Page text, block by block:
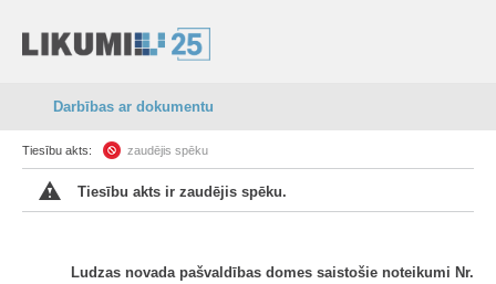
Darbības ar dokumentu
Tiesību akts: zaudējis spēku
Tiesību akts ir zaudējis spēku.
Ludzas novada pašvaldības domes saistošie noteikumi Nr.